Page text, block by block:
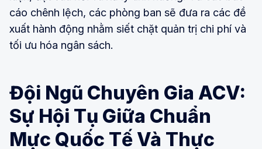
cáo chênh lệch, các phòng ban sẽ đưa ra các đề
xuất hành động nhằm siết chặt quản trị chi phí và
tối ưu hóa ngân sách.
Đội Ngũ Chuyên Gia ACV:
Sự Hội Tụ Giữa Chuẩn
Mực Quốc Tế Và Thực